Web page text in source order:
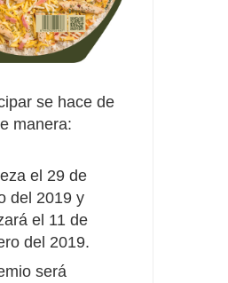
se hace de
manera:
el 29 de
del 2019 y
el 11 de
del 2019.
será